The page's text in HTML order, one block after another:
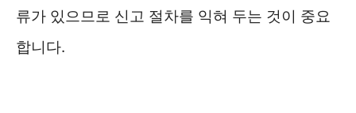
류가 있으므로 신고 절차를 익혀 두는 것이 중요
합니다.